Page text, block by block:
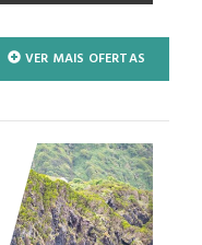
VER MAIS OFERTAS